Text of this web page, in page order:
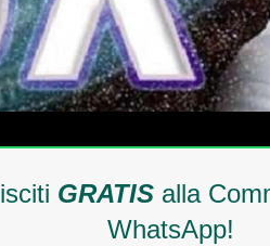
GRATIS alla
WhatsApp!